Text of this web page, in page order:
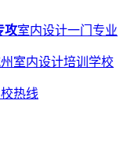
攻室内设计一门专业
室内设计培训学校
热线